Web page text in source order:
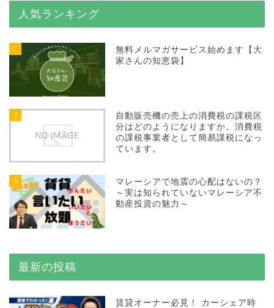
人気ランキング
1
無料メルマガサービス始めます【大
家さんの知恵袋】
2
自動販売機の売上の消費税の課税区
分はどのようになりますか。消費税
の課税事業者として簡易課税になっ
ています。
3
マレーシアで地震の心配はないの？
～実は知られていないマレーシア不
動産投資の魅力～
最新の投稿
賃貸オーナー必見！ カーシェア時